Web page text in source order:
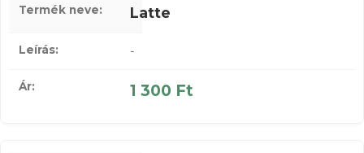
Latte
-
1 300 Ft